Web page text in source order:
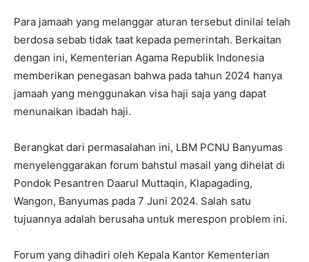
Para jamaah yang melanggar aturan tersebut dinilai telah
berdosa sebab tidak taat kepada pemerintah. Berkaitan
dengan ini, Kementerian Agama Republik Indonesia
memberikan penegasan bahwa pada tahun 2024 hanya
jamaah yang menggunakan visa haji saja yang dapat
menunaikan ibadah haji.
Berangkat dari permasalahan ini, LBM PCNU Banyumas
menyelenggarakan forum bahstul masail yang dihelat di
Pondok Pesantren Daarul Muttaqin, Klapagading,
Wangon, Banyumas pada 7 Juni 2024. Salah satu
tujuannya adalah berusaha untuk merespon problem ini.
Forum yang dihadiri oleh Kepala Kantor Kementerian